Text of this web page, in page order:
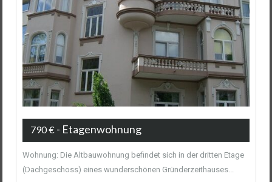
790 € - Etagenwohnung
Wohnung: Die Altbauwohnung befindet sich in der dritten Etage
(Dachgeschoss) eines wunderschönen Gründerzeithauses...